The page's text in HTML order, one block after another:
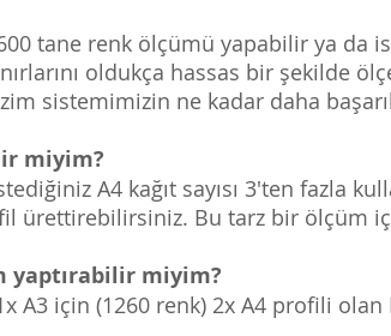
tane renk ölçümü yapabilir ya da
oldukça hassas bir şekilde
sistemimizin ne kadar daha
miyim?
A4 kağıt sayısı 3'ten fazla
ürettirebilirsiniz. Bu tarz bir ölçüm
yaptırabilir miyim?
A3 için (1260 renk) 2x A4 profili